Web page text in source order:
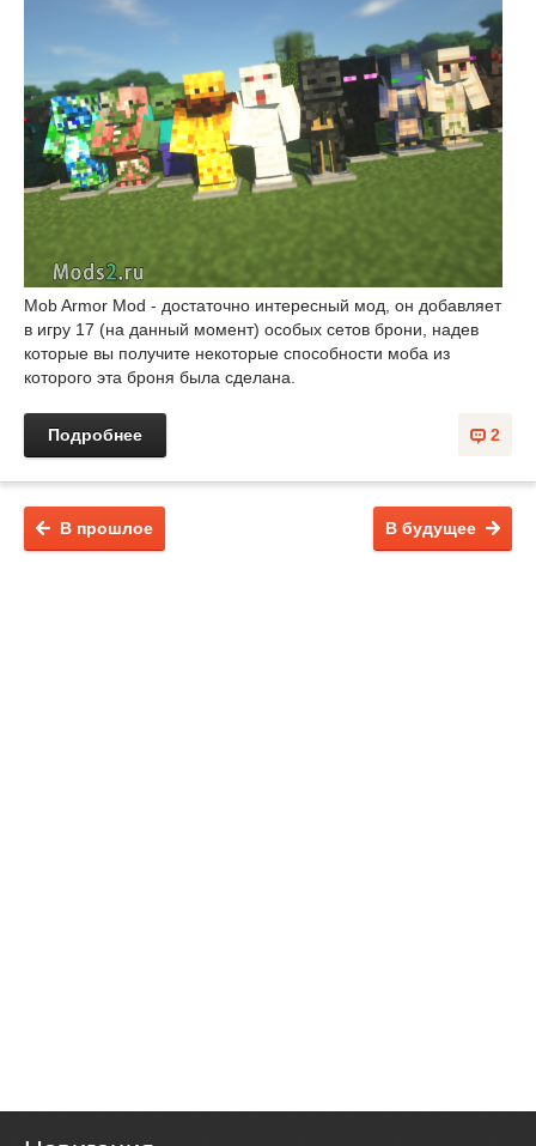
Mob Armor Mod - достаточно интересный мод, он добавляет
в игру 17 (на данный момент) особых сетов брони, надев
которые вы получите некоторые способности моба из
которого эта броня была сделана.
2
Подробнее
В будущее
В прошлое